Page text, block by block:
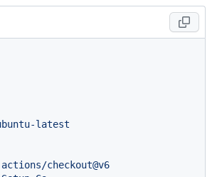
latest
actions/checkout@v6